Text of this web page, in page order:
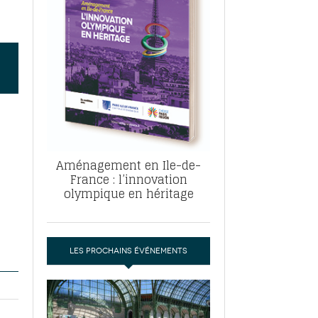
ABF, ZAC : F. Vauglin détaille sa
pour l’urbanisme parisien- 17
de la tech et de la finance
marché de la location de luxe-
Aménagement en Ile-de-
France : l’innovation
olympique en héritage
LES PROCHAINS ÉVÉNEMENTS